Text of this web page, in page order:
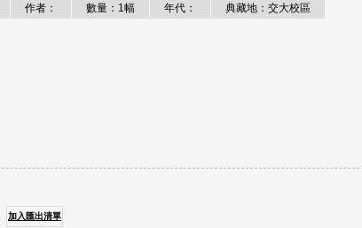
作者： 數量：1幅 年代： 典藏地：交大校區
加入匯出清單